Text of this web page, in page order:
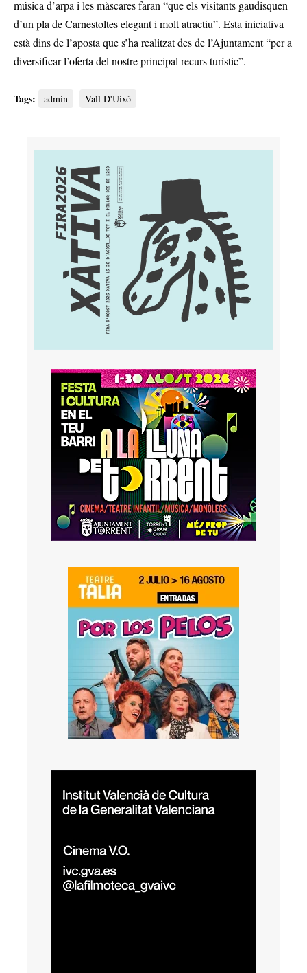
música d’arpa i les màscares faran “que els visitants gaudisquen
d’un pla de Carnestoltes elegant i molt atractiu”. Esta iniciativa
està dins de l’aposta que s’ha realitzat des de l’Ajuntament “per a
diversificar l’oferta del nostre principal recurs turístic”.
Tags: admin Vall D'Uixó